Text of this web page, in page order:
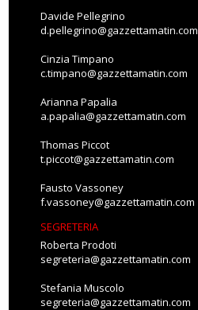
Davide Pellegrino
d.pellegrino@gazzettamatin.com
Cinzia Timpano
c.timpano@gazzettamatin.com
Arianna Papalia
a.papalia@gazzettamatin.com
Thomas Piccot
t.piccot@gazzettamatin.com
Fausto Vassoney
f.vassoney@gazzettamatin.com
SEGRETERIA
Roberta Prodoti
segreteria@gazzettamatin.com
Stefania Muscolo
segreteria@gazzettamatin.com